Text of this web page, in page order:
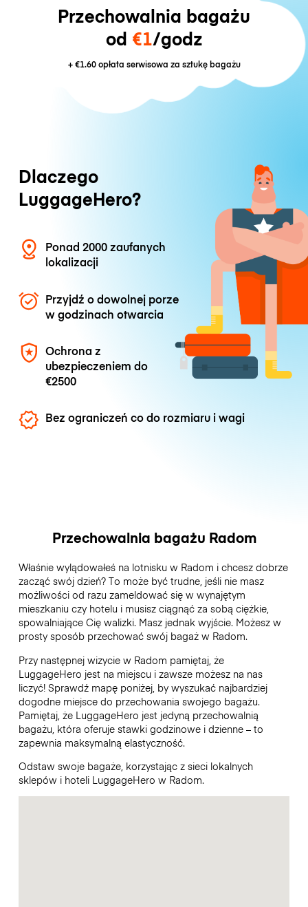
Przechowalnia bagażu
od €1/godz
+€1.60opłata serwisowa za sztukę bagażu
Dlaczego
LuggageHero?
Ponad 2000 zaufanych
lokalizacji
Przyjdź o dowolnej porze
w godzinach otwarcia
Ochrona z
ubezpieczeniem do
€2500
Bez ograniczeń co do rozmiaru i wagi
Przechowalnia bagażu Radom
Właśnie wylądowałeś na lotnisku w Radom i chcesz dobrze
zacząć swój dzień? To może być trudne, jeśli nie masz
możliwości od razu zameldować się w wynajętym
mieszkaniu czy hotelu i musisz ciągnąć za sobą ciężkie,
spowalniające Cię walizki. Masz jednak wyjście. Możesz w
prosty sposób przechować swój bagaż w Radom.
Przy następnej wizycie w Radom pamiętaj, że
LuggageHero jest na miejscu i zawsze możesz na nas
liczyć! Sprawdź mapę poniżej, by wyszukać najbardziej
dogodne miejsce do przechowania swojego bagażu.
Pamiętaj, że LuggageHero jest jedyną przechowalnią
bagażu, która oferuje stawki godzinowe i dzienne – to
zapewnia maksymalną elastyczność.
Odstaw swoje bagaże, korzystając z sieci lokalnych
sklepów i hoteli LuggageHero w Radom.